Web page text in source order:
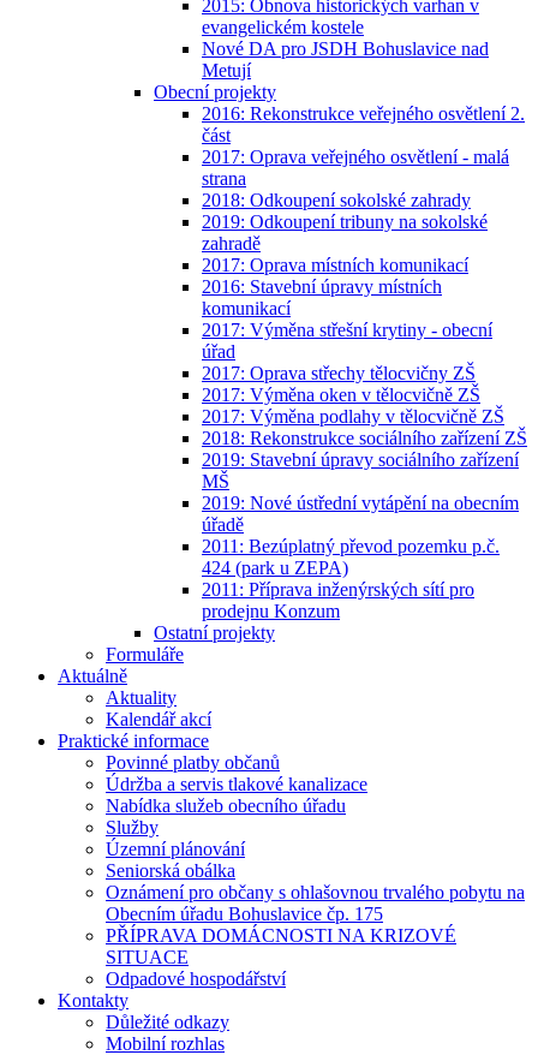
2015: Obnova historických varhan v
evangelickém kostele
Nové DA pro JSDH Bohuslavice nad
Metují
Obecní projekty
2016: Rekonstrukce veřejného osvětlení 2.
část
2017: Oprava veřejného osvětlení - malá
strana
2018: Odkoupení sokolské zahrady
2019: Odkoupení tribuny na sokolské
zahradě
2017: Oprava místních komunikací
2016: Stavební úpravy místních
komunikací
2017: Výměna střešní krytiny - obecní
úřad
2017: Oprava střechy tělocvičny ZŠ
2017: Výměna oken v tělocvičně ZŠ
2017: Výměna podlahy v tělocvičně ZŠ
2018: Rekonstrukce sociálního zařízení ZŠ
2019: Stavební úpravy sociálního zařízení
MŠ
2019: Nové ústřední vytápění na obecním
úřadě
2011: Bezúplatný převod pozemku p.č.
424 (park u ZEPA)
2011: Příprava inženýrských sítí pro
prodejnu Konzum
Ostatní projekty
Formuláře
Aktuálně
Aktuality
Kalendář akcí
Praktické informace
Povinné platby občanů
Údržba a servis tlakové kanalizace
Nabídka služeb obecního úřadu
Služby
Územní plánování
Seniorská obálka
Oznámení pro občany s ohlašovnou trvalého pobytu na
Obecním úřadu Bohuslavice čp. 175
PŘÍPRAVA DOMÁCNOSTI NA KRIZOVÉ
SITUACE
Odpadové hospodářství
Kontakty
Důležité odkazy
Mobilní rozhlas